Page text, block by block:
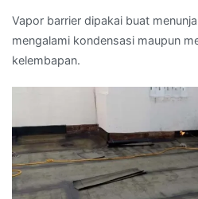
Vapor barrier dipakai buat
mengalami kondensasi maupun
kelembapan.